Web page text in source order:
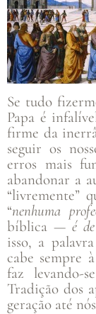
Se tudo
Papa é
firme da
seguir os
erros mais
abandonar a
“livremente”
“nenhuma
bíblica — é
isso, a
cabe sempre
faz levando-
Tradição dos
geração até nós